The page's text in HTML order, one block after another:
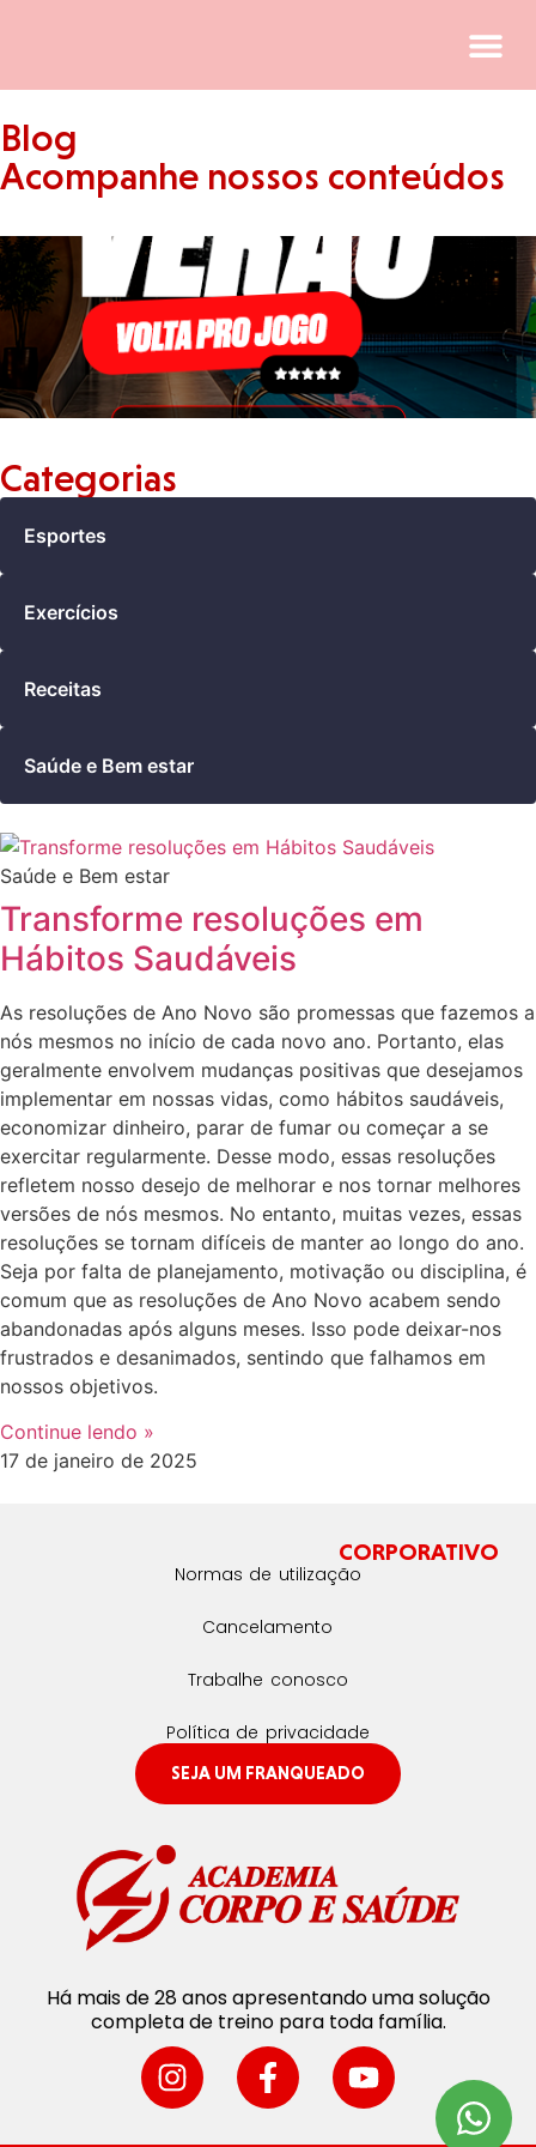
Blog
Acompanhe nossos conteúdos
Categorias
Esportes
Exercícios
Receitas
Saúde e Bem estar
Saúde e Bem estar
Transforme resoluções em
Hábitos Saudáveis
As resoluções de Ano Novo são promessas que fazemos a
nós mesmos no início de cada novo ano. Portanto, elas
geralmente envolvem mudanças positivas que desejamos
implementar em nossas vidas, como hábitos saudáveis,
economizar dinheiro, parar de fumar ou começar a se
exercitar regularmente. Desse modo, essas resoluções
refletem nosso desejo de melhorar e nos tornar melhores
versões de nós mesmos. No entanto, muitas vezes, essas
resoluções se tornam difíceis de manter ao longo do ano.
Seja por falta de planejamento, motivação ou disciplina, é
comum que as resoluções de Ano Novo acabem sendo
abandonadas após alguns meses. Isso pode deixar-nos
frustrados e desanimados, sentindo que falhamos em
nossos objetivos.
Continue lendo »
17 de janeiro de 2025
CORPORATIVO
Normas de utilização
Cancelamento
Trabalhe conosco
Política de privacidade
SEJA UM FRANQUEADO
Há mais de 28 anos apresentando uma solução
completa de treino para toda família.